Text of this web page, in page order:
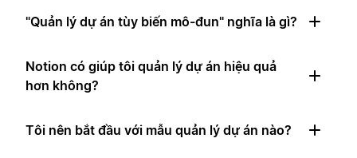
"Quản lý dự án tùy biến mô-đun" nghĩa là gì?
Notion có giúp tôi quản lý dự án hiệu quả
hơn không?
Tôi nên bắt đầu với mẫu quản lý dự án nào?